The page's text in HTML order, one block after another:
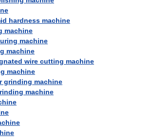
hardness machine
machine
machine
machine
wire cutting machine
machine
grinding machine
machine